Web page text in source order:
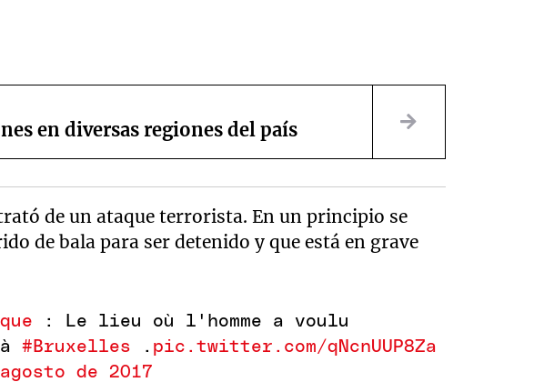
en diversas regiones del país
de un ataque terrorista. En un principio se
de bala para ser detenido y que está en grave
: Le lieu où l'homme a voulu
à#Bruxelles . pic.twitter.com/qNcnUUP8Za
de 2017